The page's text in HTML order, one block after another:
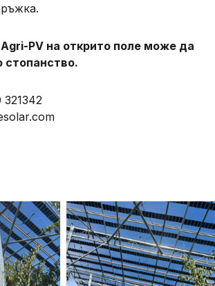
PV на открито поле може да
стопанство.
321342